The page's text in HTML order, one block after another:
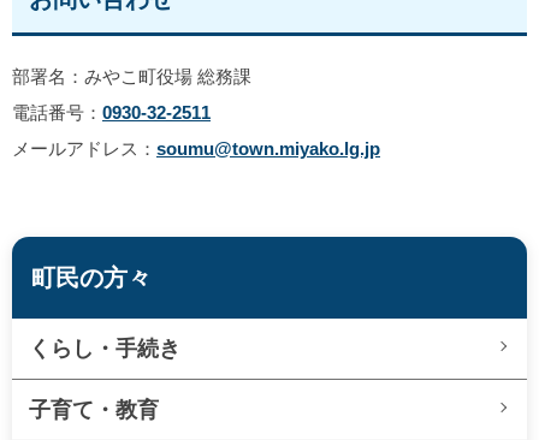
部署名：みやこ町役場 総務課
電話番号： 0930-32-2511
メールアドレス： soumu@town.miyako.lg.jp
町民の方々
くらし・手続き
子育て・教育